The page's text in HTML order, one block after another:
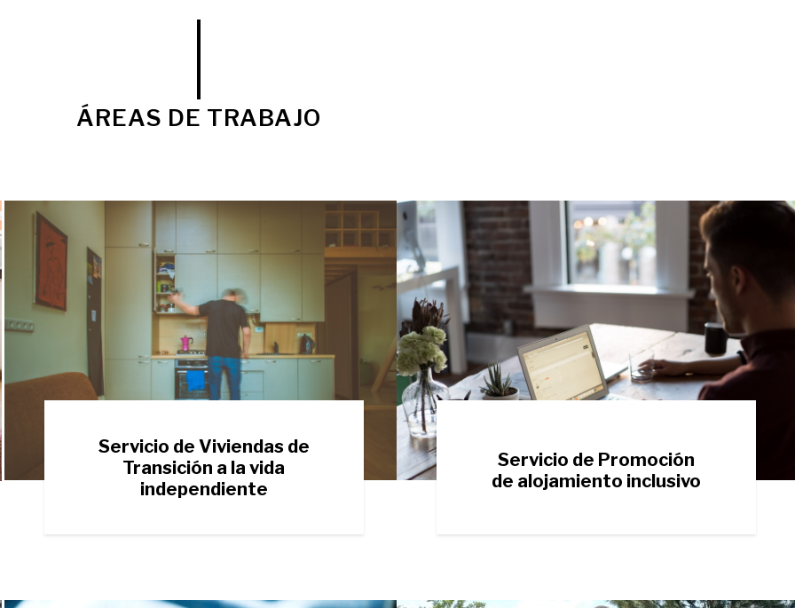
ÁREAS DE TRABAJO
Servicio de Viviendas de
Transición a la vida
independiente
Servicio de Promoción
de alojamiento inclusivo